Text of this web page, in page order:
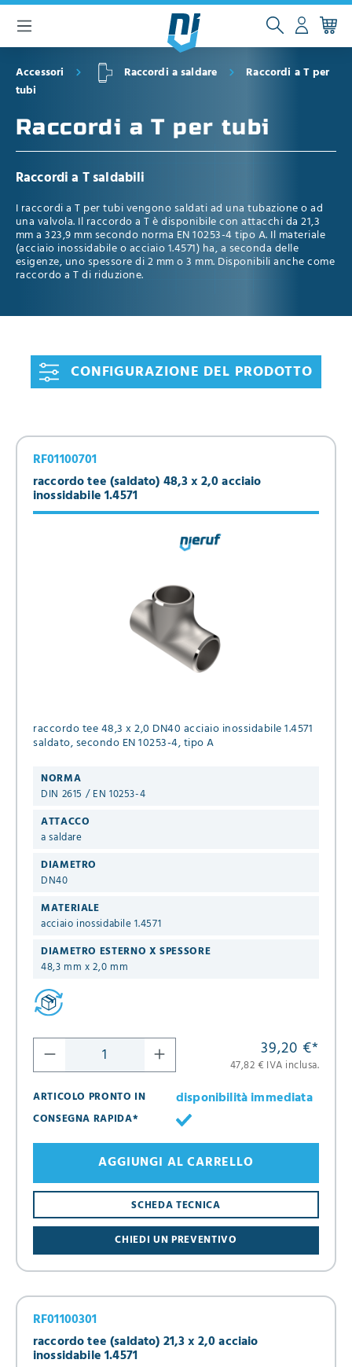
principale
Accessori Raccordi a saldare
Raccordi a T per
tubi
Raccordi a T per tubi
Raccordi a T saldabili
I raccordi a T per tubi vengono saldati ad una tubazione o ad
una valvola. Il raccordo a T è disponibile con attacchi da 21,3
mm a 323,9 mm secondo norma EN 10253-4 tipo A. Il materiale
(acciaio inossidabile o acciaio 1.4571) ha, a seconda delle
esigenze, uno spessore di 2 mm o 3 mm. Disponibili anche come
raccordo a T di riduzione.
CONFIGURAZIONE DEL PRODOTTO
raccordo tee (saldato) 48,3 x 2,0 acciaio
inossidabile 1.4571
RF01100701
raccordo tee 48,3 x 2,0 DN40 acciaio inossidabile 1.4571
saldato, secondo EN 10253-4, tipo A
NORMA
DIN 2615 / EN 10253-4
ATTACCO
a saldare
DIAMETRO
DN40
MATERIALE
acciaio inossidabile 1.4571
DIAMETRO ESTERNO X SPESSORE
48,3 mm x 2,0 mm
39,20 €*
47,82 € IVA inclusa.
ARTICOLO PRONTO IN
disponibilità immediata
CONSEGNA RAPIDA*
CHIEDI UN PREVENTIVO
SCHEDA TECNICA
AGGIUNGI AL CARRELLO
raccordo tee (saldato) 21,3 x 2,0 acciaio
inossidabile 1.4571
RF01100301